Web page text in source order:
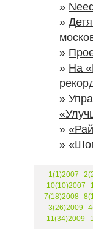
»
»
»
» На
»
»
»
1(1)2007
10(10)2007
7(18)2008
3(26)2009
11(34)2009